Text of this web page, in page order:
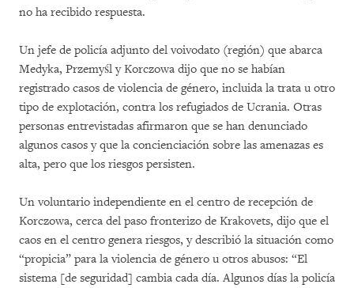
no ha recibido respuesta.
Un jefe de policía adjunto del voivodato (región) que abarca
Medyka, Przemyśl y Korczowa dijo que no se habían
registrado casos de violencia de género, incluida la trata u otro
tipo de explotación, contra los refugiados de Ucrania. Otras
personas entrevistadas afirmaron que se han denunciado
algunos casos y que la concienciación sobre las amenazas es
alta, pero que los riesgos persisten.
Un voluntario independiente en el centro de recepción de
Korczowa, cerca del paso fronterizo de Krakovets, dijo que el
caos en el centro genera riesgos, y describió la situación como
“propicia” para la violencia de género u otros abusos: “El
sistema [de seguridad] cambia cada día. Algunos días la policía